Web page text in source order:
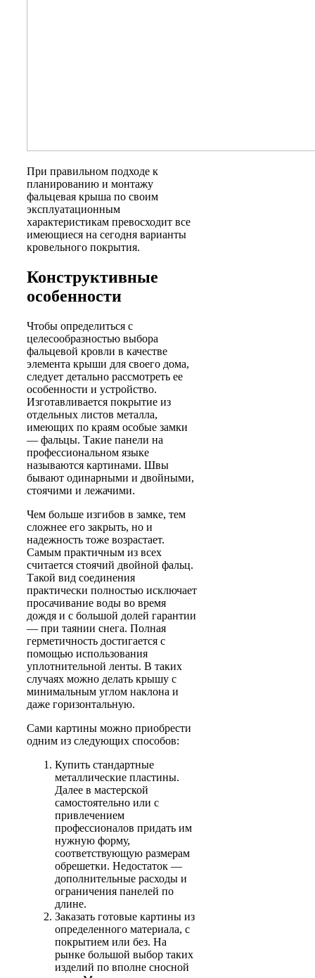
При правильном подходе к
планированию и монтажу
фальцевая крыша по своим
эксплуатационным
характеристикам превосходит все
имеющиеся на сегодня варианты
кровельного покрытия.
Конструктивные
особенности
Чтобы определиться с
целесообразностью выбора
фальцевой кровли в качестве
элемента крыши для своего дома,
следует детально рассмотреть ее
особенности и устройство.
Изготавливается покрытие из
отдельных листов металла,
имеющих по краям особые замки
— фальцы. Такие панели на
профессиональном языке
называются картинами. Швы
бывают одинарными и двойными,
стоячими и лежачими.
Чем больше изгибов в замке, тем
сложнее его закрыть, но и
надежность тоже возрастает.
Самым практичным из всех
считается стоячий двойной фальц.
Такой вид соединения
практически полностью исключает
просачивание воды во время
дождя и с большой долей гарантии
— при таянии снега. Полная
герметичность достигается с
помощью использования
уплотнительной ленты. В таких
случаях можно делать крышу с
минимальным углом наклона и
даже горизонтальную.
Сами картины можно приобрести
одним из следующих способов:
Купить стандартные
металлические пластины.
Далее в мастерской
самостоятельно или с
привлечением
профессионалов придать им
нужную форму,
соответствующую размерам
обрешетки. Недостаток —
дополнительные расходы и
ограничения панелей по
длине.
Заказать готовые картины из
определенного материала, с
покрытием или без. На
рынке большой выбор таких
изделий по вполне сносной